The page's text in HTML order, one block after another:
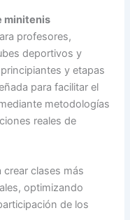
minitenis
profesores,
deportivos y
y etapas
para facilitar el
metodologías
reales de
crear clases más
optimizando
de los